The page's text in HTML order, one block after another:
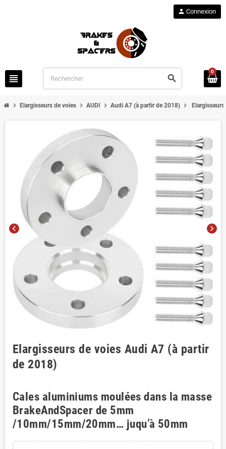
view_headline search
person Connexion
0
chevron_right Elargisseurs de voies chevron_right AUDI chevron_right Audi A7 (à partir de 2018) chevron_right
chevron_left chevron_right
Elargisseurs de voies Audi A7 (à partir
de 2018)
Cales aluminiums moulées dans la masse
BrakeAndSpacer de 5mm
/10mm/15mm/20mm… juqu’à 50mm